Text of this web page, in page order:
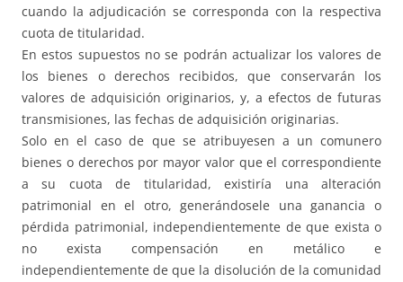
cuando la adjudicación se corresponda con la respectiva
cuota de titularidad.
En estos supuestos no se podrán actualizar los valores de
los bienes o derechos recibidos, que conservarán los
valores de adquisición originarios, y, a efectos de futuras
transmisiones, las fechas de adquisición originarias.
Solo en el caso de que se atribuyesen a un comunero
bienes o derechos por mayor valor que el correspondiente
a su cuota de titularidad, existiría una alteración
patrimonial en el otro, generándosele una ganancia o
pérdida patrimonial, independientemente de que exista o
no exista compensación en metálico e
independientemente de que la disolución de la comunidad